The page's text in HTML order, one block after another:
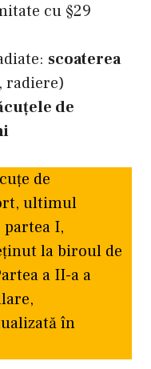
cu §29
scoaterea
radiere)
de
de
ultimul
I,
la biroul de
a II-a a
în